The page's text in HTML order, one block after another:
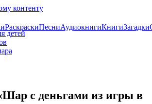
контенту
РаскраскиПесниАудиокнигиКнигиЗагадки
детей
с деньгами из игры в